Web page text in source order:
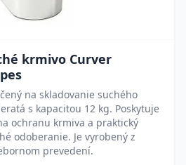
krmivo Curver
na skladovanie suchého
s kapacitou 12 kg. Poskytuje
ochranu krmiva a praktický
odoberanie. Je vyrobený z
prevedení.